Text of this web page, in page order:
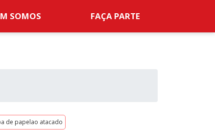
SOMOS FAÇA PARTE
de papelao atacado